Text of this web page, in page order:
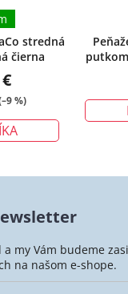
stredná
čierna
%)
a my Vám budeme
na našom e-shope.